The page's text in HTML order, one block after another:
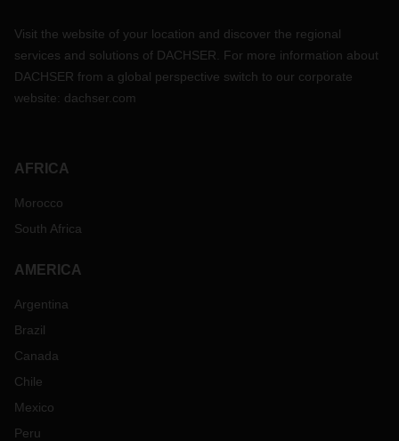
Visit the website of your location and discover the regional
services and solutions of DACHSER. For more information about
DACHSER from a global perspective switch to our corporate
website: dachser.com
AFRICA
Morocco
South Africa
AMERICA
Argentina
Brazil
Canada
Chile
Mexico
Peru